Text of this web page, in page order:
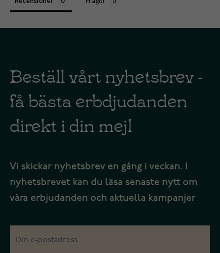
Beställ vårt nyhetsbrev -
få bästa erbdjudanden
direkt i din mejl
Vi skickar nyhetsbrev en gång i veckan. I
nyhetsbrevet kan du läsa senaste nytt om
våra erbjudanden och aktuella kampanjer